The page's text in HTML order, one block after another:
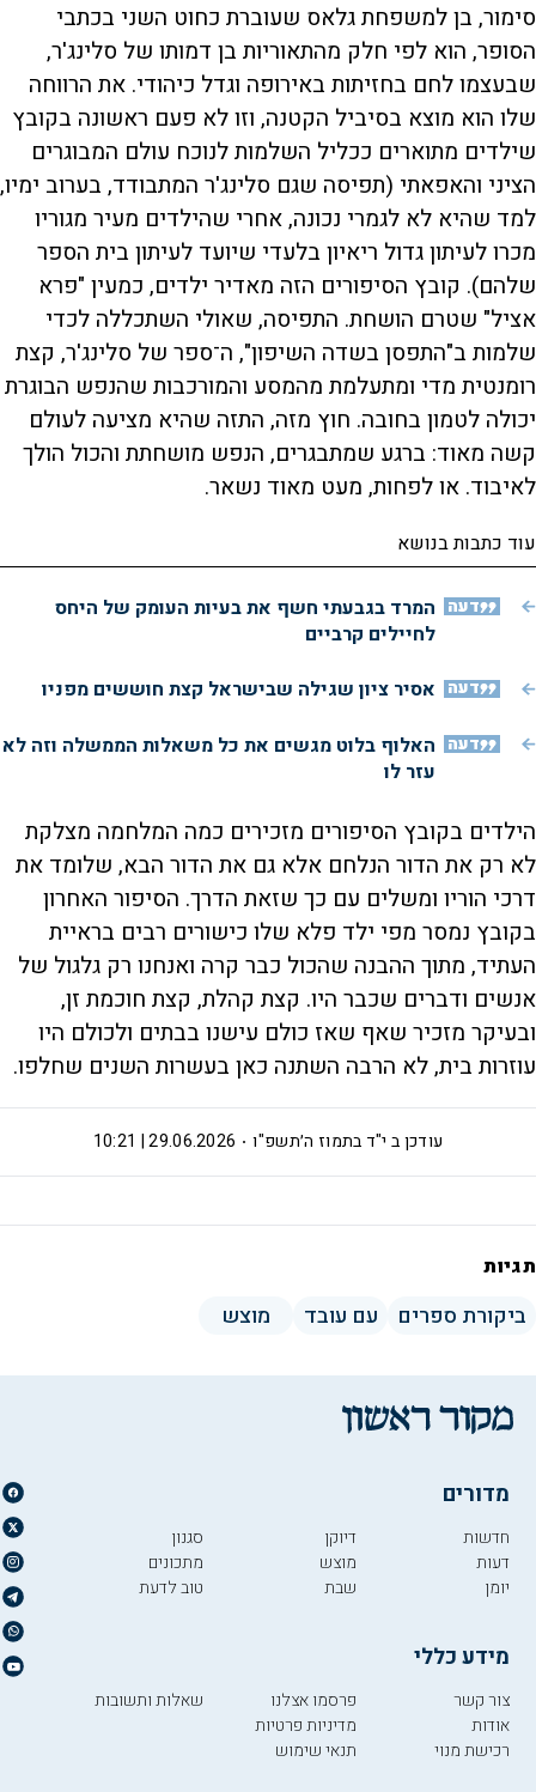
סימור, בן למשפחת גלאס שעוברת כחוט השני בכתבי
הסופר, הוא לפי חלק מהתאוריות בן דמותו של סלינג'ר,
שבעצמו לחם בחזיתות באירופה וגדל כיהודי. את הרווחה
שלו הוא מוצא בסיביל הקטנה, וזו לא פעם ראשונה בקובץ
שילדים מתוארים ככליל השלמות לנוכח עולם המבוגרים
הציני והאפאתי (תפיסה שגם סלינג'ר המתבודד, בערוב ימיו,
למד שהיא לא לגמרי נכונה, אחרי שהילדים מעיר מגוריו
מכרו לעיתון גדול ריאיון בלעדי שיועד לעיתון בית הספר
שלהם). קובץ הסיפורים הזה מאדיר ילדים, כמעין "פרא
אציל" שטרם הושחת. התפיסה, שאולי השתכללה לכדי
שלמות ב"התפסן בשדה השיפון", ה־ספר של סלינג'ר, קצת
רומנטית מדי ומתעלמת מהמסע והמורכבות שהנפש הבוגרת
יכולה לטמון בחובה. חוץ מזה, התזה שהיא מציעה לעולם
קשה מאוד: ברגע שמתבגרים, הנפש מושחתת והכול הולך
לאיבוד. או לפחות, מעט מאוד נשאר.
עוד כתבות בנושא
דעה המרד בגבעתי חשף את בעיות העומק של היחס
לחיילים קרביים
דעה אסיר ציון שגילה שבישראל קצת חוששים מפניו
דעה האלוף בלוט מגשים את כל משאלות הממשלה וזה לא
עזר לו
הילדים בקובץ הסיפורים מזכירים כמה המלחמה מצלקת
לא רק את הדור הנלחם אלא גם את הדור הבא, שלומד את
דרכי הוריו ומשלים עם כך שזאת הדרך. הסיפור האחרון
בקובץ נמסר מפי ילד פלא שלו כישורים רבים בראיית
העתיד, מתוך ההבנה שהכול כבר קרה ואנחנו רק גלגול של
אנשים ודברים שכבר היו. קצת קהלת, קצת חוכמת זן,
ובעיקר מזכיר שאף שאז כולם עישנו בבתים ולכולם היו
עוזרות בית, לא הרבה השתנה כאן בעשרות השנים שחלפו.
י"ד בתמוז ה׳תשפ"ו 29.06.2026 | 10:21 עודכן ב
תגיות
ביקורת ספרים עם עובד מוצש
מדורים
חדשות
דעות
יומן
דיוקן
מוצש
שבת
סגנון
מתכונים
טוב לדעת
מידע כללי
צור קשר
אודות
רכישת מנוי
פרסמו אצלנו
מדיניות פרטיות
תנאי שימוש
שאלות ותשובות